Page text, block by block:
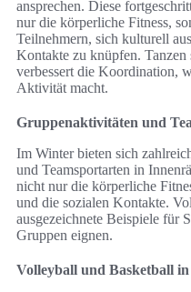
ansprechen. Diese
nur die körperliche Fitness,
Teilnehmern, sich kulturell
Kontakte zu knüpfen.
verbessert die Koordination,
Aktivität macht.
Gruppenaktivitäten und
Im Winter bieten sich
und Teamsportarten in
nicht nur die körperliche
und die sozialen Kontakte.
ausgezeichnete Beispiele für
Gruppen eignen.
Volleyball und Basketball